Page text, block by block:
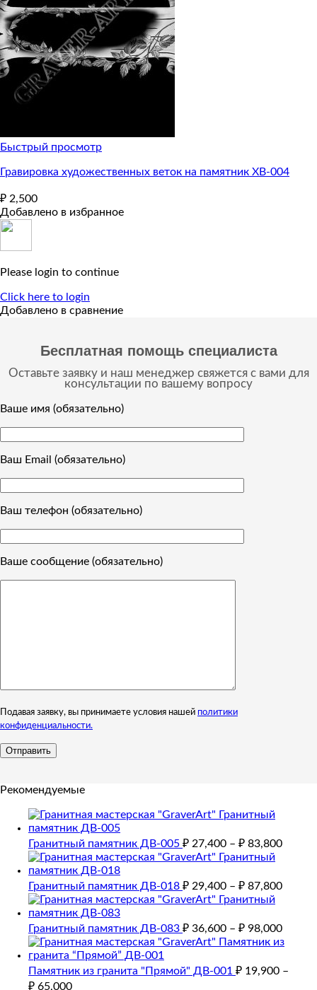
Быстрый просмотр
Гравировка художественных веток на памятник ХВ-004
₽ 2,500
Добавлено в избранное
Please login to continue
Click here to login
Добавлено в сравнение
Бесплатная помощь специалиста
Оставьте заявку и наш менеджер свяжется с вами для
консультации по вашему вопросу
Ваше имя (обязательно)
Ваш Email (обязательно)
Ваш телефон (обязательно)
Ваше сообщение (обязательно)
Подавая заявку, вы принимаете условия нашей политики
конфиденциальности.
Рекомендуемые
Гранитный памятник ДВ-005 ₽ 27,400 – ₽ 83,800
Гранитный памятник ДВ-018 ₽ 29,400 – ₽ 87,800
Гранитный памятник ДВ-083 ₽ 36,600 – ₽ 98,000
Памятник из гранита "Прямой" ДВ-001 ₽ 19,900 –
₽ 65,000